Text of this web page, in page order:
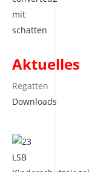
Aktuelles
Regatten
Downloads